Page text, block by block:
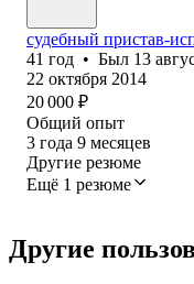
судебный пристав-
41 год • Был 13
22 октября 2014
20 000 ₽
Общий опыт
3 года 9 месяцев
Другие резюме
Ещё 1 резюме
Другие